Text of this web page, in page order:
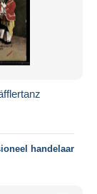
handelaar